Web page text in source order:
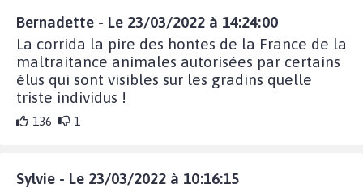
Bernadette - Le 23/03/2022 à 14:24:00
La corrida la pire des hontes de la France de la
maltraitance animales autorisées par certains
élus qui sont visibles sur les gradins quelle
triste individus !
136 1
Sylvie - Le 23/03/2022 à 10:16:15